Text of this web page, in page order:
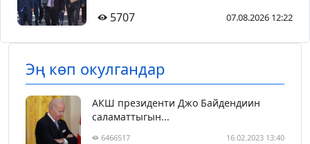
5707
07.08.2026 12:22
Эң көп окулгандар
АКШ президенти Джо Байдендиин
саламаттыгын...
6466517 16.02.2023 13:40